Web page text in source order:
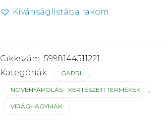
L
Kívánságlistába rakom
Cikkszám: 5998144511221
Kategóriák:
GARRI ,
NÖVÉNYÁPOLÁS - KERTÉSZETI TERMÉKEK ,
VIRÁGHAGYMÁK